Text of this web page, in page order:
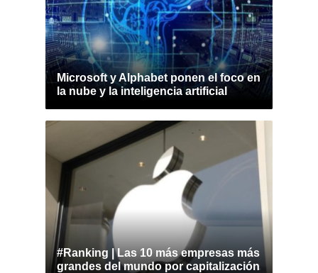
Microsoft y Alphabet ponen el foco en
la nube y la inteligencia artificial
#Ranking | Las 10 más empresas más
grandes del mundo por capitalización